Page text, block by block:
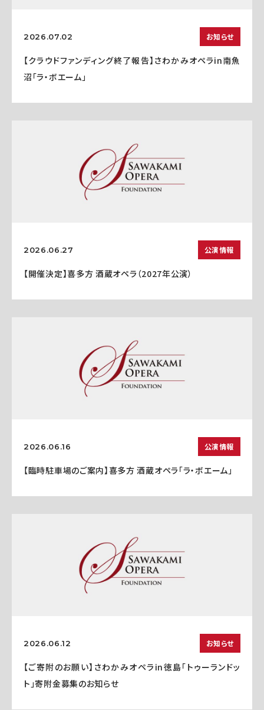
2026.07.02 お知らせ
【クラウドファンディング終了報告】さわかみオペラin南魚
沼「ラ・ボエーム」
2026.06.27 公演情報
【開催決定】喜多方 酒蔵オペラ（2027年公演）
2026.06.16 公演情報
【臨時駐車場のご案内】喜多方 酒蔵オペラ「ラ・ボエーム」
2026.06.12 お知らせ
【ご寄附のお願い】さわかみオペラin徳島「トゥーランドッ
ト」寄附金募集のお知らせ